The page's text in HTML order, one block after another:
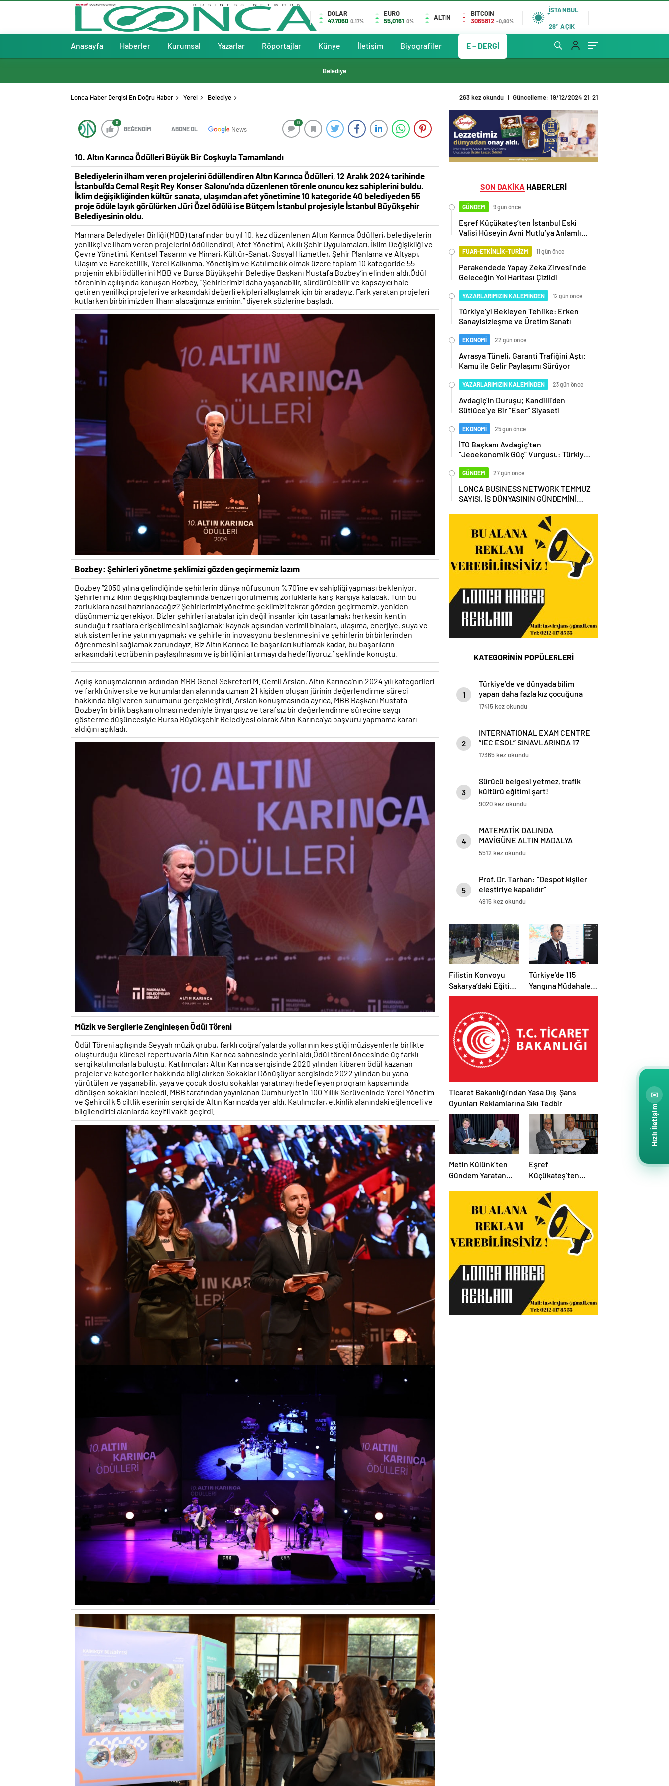
DOLAR
47,7060 0.17%
EURO
55,0161 0% ALTIN
BITCOIN
3065812 -0,80%
İSTANBUL
28° AÇIK
Anasayfa Haberler Kurumsal Yazarlar Röportajlar Künye İletişim Biyografiler E – DERGİ
Belediye
Lonca Haber Dergisi En Doğru Haber Yerel Belediye 263 kez okundu | Güncelleme: 19/12/2024 21:21
0
BEĞENDİM ABONE OL News
0
10. Altın Karınca Ödülleri Büyük Bir Coşkuyla Tamamlandı
Belediyelerin ilham veren projelerini ödüllendiren Altın Karınca Ödülleri, 12 Aralık 2024 tarihinde
İstanbul’da Cemal Reşit Rey Konser Salonu’nda düzenlenen törenle onuncu kez sahiplerini buldu.
İklim değişikliğinden kültür sanata, ulaşımdan afet yönetimine 10 kategoride 40 belediyeden 55
proje ödüle layık görülürken Jüri Özel ödülü ise Bütçem İstanbul projesiyle İstanbul Büyükşehir
Belediyesinin oldu.
Marmara Belediyeler Birliği (MBB) tarafından bu yıl 10. kez düzenlenen Altın Karınca Ödülleri, belediyelerin
yenilikçi ve ilham veren projelerini ödüllendirdi. Afet Yönetimi, Akıllı Şehir Uygulamaları, İklim Değişikliği ve
Çevre Yönetimi, Kentsel Tasarım ve Mimari, Kültür-Sanat, Sosyal Hizmetler, Şehir Planlama ve Altyapı,
Ulaşım ve Hareketlilik, Yerel Kalkınma, Yönetişim ve Katılımcılık olmak üzere toplam 10 kategoride 55
projenin ekibi ödüllerini MBB ve Bursa Büyükşehir Belediye Başkanı Mustafa Bozbey’in elinden aldı.Ödül
töreninin açılışında konuşan Bozbey, “Şehirlerimizi daha yaşanabilir, sürdürülebilir ve kapsayıcı hale
getiren yenilikçi projeleri ve arkasındaki değerli ekipleri alkışlamak için bir aradayız. Fark yaratan projeleri
kutlarken birbirimizden ilham alacağımıza eminim.” diyerek sözlerine başladı.
Bozbey: Şehirleri yönetme şeklimizi gözden geçirmemiz lazım
Bozbey “2050 yılına gelindiğinde şehirlerin dünya nüfusunun %70’ine ev sahipliği yapması bekleniyor.
Şehirlerimiz iklim değişikliği bağlamında benzeri görülmemiş zorluklarla karşı karşıya kalacak. Tüm bu
zorluklara nasıl hazırlanacağız? Şehirlerimizi yönetme şeklimizi tekrar gözden geçirmemiz, yeniden
düşünmemiz gerekiyor. Bizler şehirleri arabalar için değil insanlar için tasarlamak; herkesin kentin
sunduğu fırsatlara erişebilmesini sağlamak; kaynak açısından verimli binalara, ulaşıma, enerjiye, suya ve
atık sistemlerine yatırım yapmak; ve şehirlerin inovasyonu beslenmesini ve şehirlerin birbirlerinden
öğrenmesini sağlamak zorundayız. Biz Altın Karınca ile başarıları kutlamak kadar, bu başarıların
arkasındaki tecrübenin paylaşılmasını ve iş birliğini artırmayı da hedefliyoruz.” şeklinde konuştu.
Açılış konuşmalarının ardından MBB Genel Sekreteri M. Cemil Arslan, Altın Karınca’nın 2024 yılı kategorileri
ve farklı üniversite ve kurumlardan alanında uzman 21 kişiden oluşan jürinin değerlendirme süreci
hakkında bilgi veren sunumunu gerçekleştirdi. Arslan konuşmasında ayrıca, MBB Başkanı Mustafa
Bozbey’in birlik başkanı olması nedeniyle önyargısız ve tarafsız bir değerlendirme sürecine saygı
gösterme düşüncesiyle Bursa Büyükşehir Belediyesi olarak Altın Karınca’ya başvuru yapmama kararı
aldığını açıkladı.
Müzik ve Sergilerle Zenginleşen Ödül Töreni
Ödül Töreni açılışında Seyyah müzik grubu, farklı coğrafyalarda yollarının kesiştiği müzisyenlerle birlikte
oluşturduğu küresel repertuvarla Altın Karınca sahnesinde yerini aldı.Ödül töreni öncesinde üç farklı
sergi katılımcılarla buluştu. Katılımcılar; Altın Karınca sergisinde 2020 yılından itibaren ödül kazanan
projeler ve kategoriler hakkında bilgi alırken Sokaklar Dönüşüyor sergisinde 2022 yılından bu yana
yürütülen ve yaşanabilir, yaya ve çocuk dostu sokaklar yaratmayı hedefleyen program kapsamında
dönüşen sokakları inceledi. MBB tarafından yayınlanan Cumhuriyet’in 100 Yıllık Serüveninde Yerel Yönetim
ve Şehircilik 5 ciltlik eserinin sergisi de Altın Karınca’da yer aldı. Katılımcılar, etkinlik alanındaki eğlenceli ve
bilgilendirici alanlarda keyifli vakit geçirdi.
SON DAKİKA HABERLERİ
GÜNDEM 9 gün önce
Eşref Küçükateş’ten İstanbul Eski
Valisi Hüseyin Avni Mutlu’ya Anlamlı
FUAR-ETKİNLİK-TURİZM 11 gün önce
Perakendede Yapay Zeka Zirvesi’nde
Geleceğin Yol Haritası Çizildi
YAZARLARIMIZIN KALEMİNDEN 12 gün önce
Türkiye’yi Bekleyen Tehlike: Erken
Sanayisizleşme ve Üretim Sanatı
EKONOMİ 22 gün önce
Avrasya Tüneli, Garanti Trafiğini Aştı:
Kamu ile Gelir Paylaşımı Sürüyor
YAZARLARIMIZIN KALEMİNDEN 23 gün önce
Avdagiç’in Duruşu; Kandilli’den
Sütlüce’ye Bir “Eser” Siyaseti
EKONOMİ 25 gün önce
İTO Başkanı Avdagiç’ten
“Jeoekonomik Güç” Vurgusu: Türkiye,
Olmalı
GÜNDEM 27 gün önce
LONCA BUSINESS NETWORK TEMMUZ
SAYISI, İŞ DÜNYASININ GÜNDEMİNİ
KATEGORİNİN POPÜLERLERİ
1
Türkiye’de ve dünyada bilim
yapan daha fazla kız çocuğuna
ihtiyaç var!
17415 kez okundu
2
INTERNATIONAL EXAM CENTRE
“IEC ESOL” SINAVLARINDA 17
Türkiye Birinciliği mavigün
17365 kez okundu
3
Sürücü belgesi yetmez, trafik
kültürü eğitimi şart!
9020 kez okundu
4
MATEMATİK DALINDA
MAVİGÜNE ALTIN MADALYA
5512 kez okundu
5
Prof. Dr. Tarhan: “Despot kişiler
eleştiriye kapalıdır”
4915 kez okundu
Filistin Konvoyu
Sakarya’daki Eğitim
Kampını
Etabı Başlıyor
Türkiye’de 115
Yangına Müdahale
Edildi: 110’u Kontrol
Ticaret Bakanlığı’ndan Yasa Dışı Şans
Oyunları Reklamlarına Sıkı Tedbir
Metin Külünk’ten
Gündem Yaratan
Siyasete İlişkin
Mesajlar
Eşref
Küçükateş’ten
Hüseyin Avni
Mutlu’ya Anlamlı
Ziyaret
✉
Hızlı İletişim